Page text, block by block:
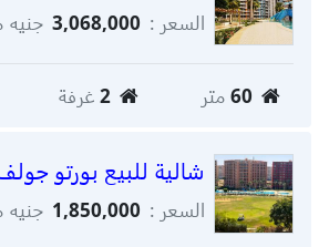
السعر : 3,068,000
60 متر 2 غرفة
شالية للبيع بورتو جولف 60
السعر : 1,850,000